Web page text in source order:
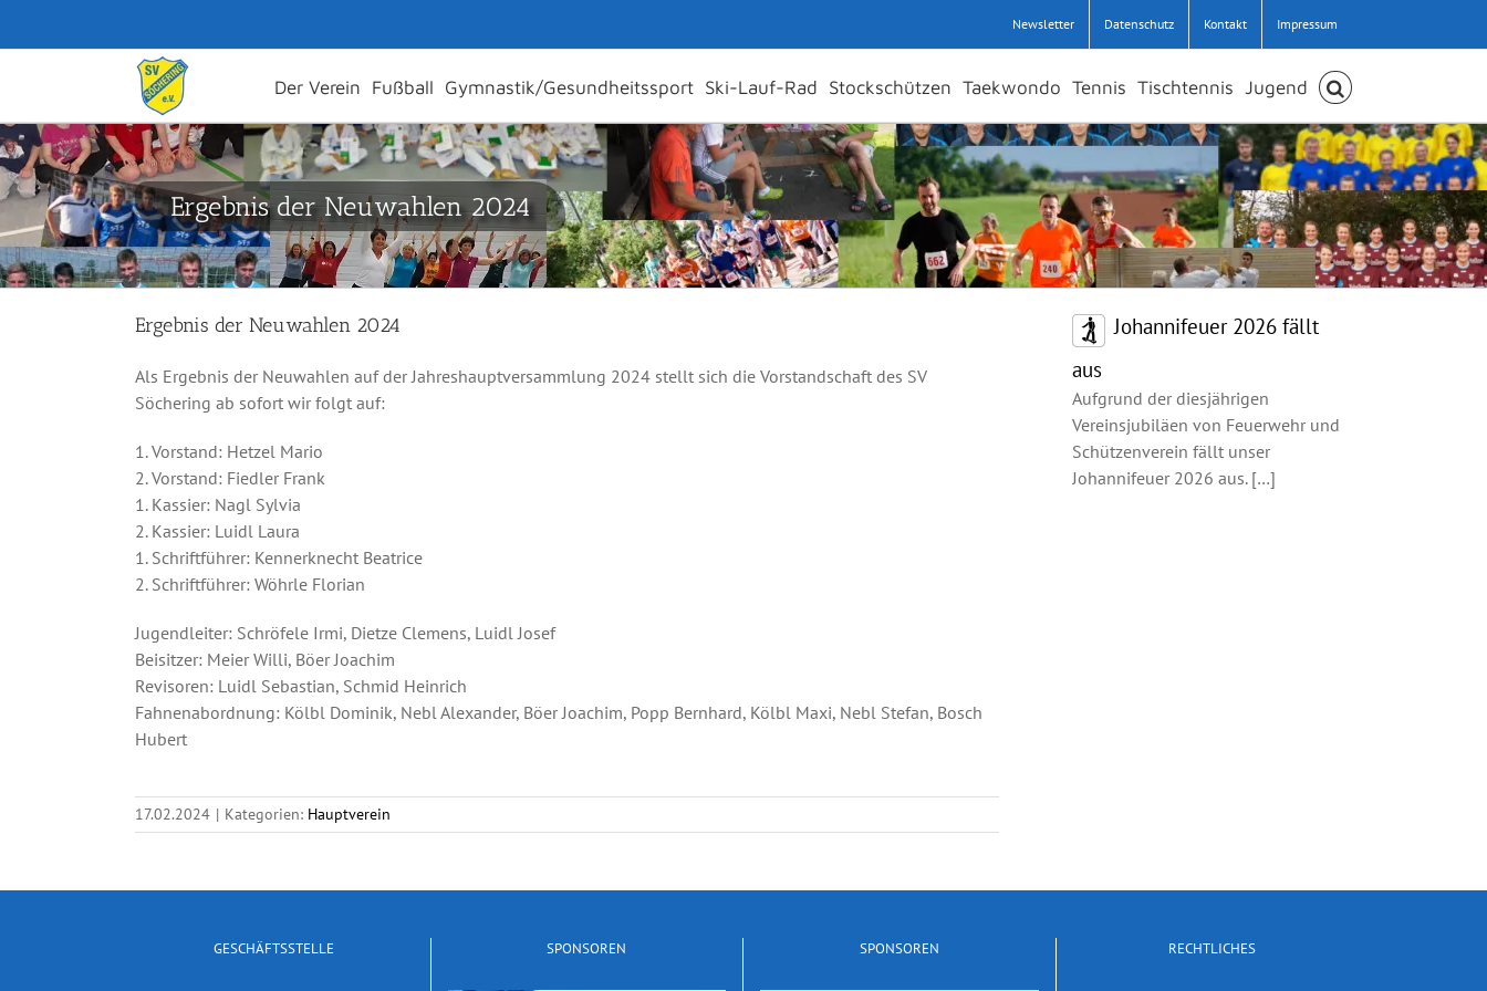
Newsletter Datenschutz Kontakt Impressum
Der Verein Fußball Gymnastik/Gesundheitssport Ski-Lauf-Rad Stockschützen Taekwondo Tennis Tischtennis Jugend
Ergebnis der Neuwahlen 2024
Ergebnis der Neuwahlen 2024
Als Ergebnis der Neuwahlen auf der Jahreshauptversammlung 2024 stellt sich die Vorstandschaft des SV
Söchering ab sofort wir folgt auf:
1. Vorstand: Hetzel Mario
2. Vorstand: Fiedler Frank
1. Kassier: Nagl Sylvia
2. Kassier: Luidl Laura
1. Schriftführer: Kennerknecht Beatrice
2. Schriftführer: Wöhrle Florian
Jugendleiter: Schröfele Irmi, Dietze Clemens, Luidl Josef
Beisitzer: Meier Willi, Böer Joachim
Revisoren: Luidl Sebastian, Schmid Heinrich
Fahnenabordnung: Kölbl Dominik, Nebl Alexander, Böer Joachim, Popp Bernhard, Kölbl Maxi, Nebl Stefan, Bosch
Hubert
17.02.2024 | Kategorien: Hauptverein
Johannifeuer 2026 fällt
aus
Aufgrund der diesjährigen
Vereinsjubiläen von Feuerwehr und
Schützenverein fällt unser
Johannifeuer 2026 aus.[…]
GESCHÄFTSSTELLE SPONSOREN SPONSOREN RECHTLICHES